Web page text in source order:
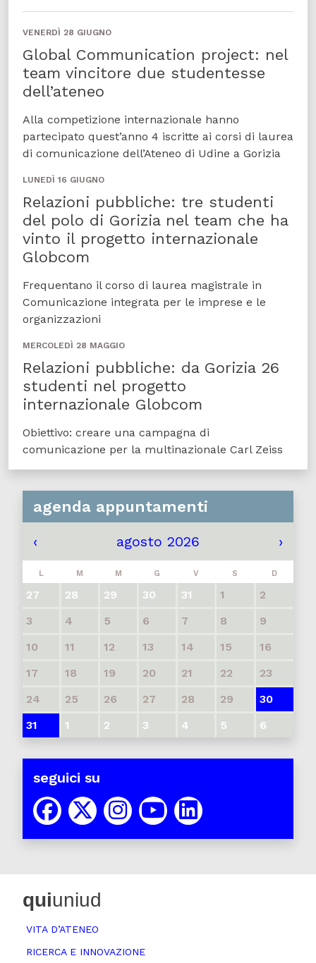
VENERDÌ 28 GIUGNO
Global Communication project: nel
team vincitore due studentesse
dell’ateneo
Alla competizione internazionale hanno
partecipato quest’anno 4 iscritte ai corsi di laurea
di comunicazione dell’Ateneo di Udine a Gorizia
LUNEDÌ 16 GIUGNO
Relazioni pubbliche: tre studenti
del polo di Gorizia nel team che ha
vinto il progetto internazionale
Globcom
Frequentano il corso di laurea magistrale in
Comunicazione integrata per le imprese e le
organizzazioni
MERCOLEDÌ 28 MAGGIO
Relazioni pubbliche: da Gorizia 26
studenti nel progetto
internazionale Globcom
Obiettivo: creare una campagna di
comunicazione per la multinazionale Carl Zeiss
agenda appuntamenti
‹ agosto 2026 ›
L M M G V S D
27 28 29 30 31 1
2
3
4 5 6 7 8
9
10
11 12 13 14 15
16
17
18 19 20 21 22
23
24
25 26 27 28 29
30
31
1 2 3 4 5 6
seguici su
quiuniud
VITA D’ATENEO
RICERCA E INNOVAZIONE